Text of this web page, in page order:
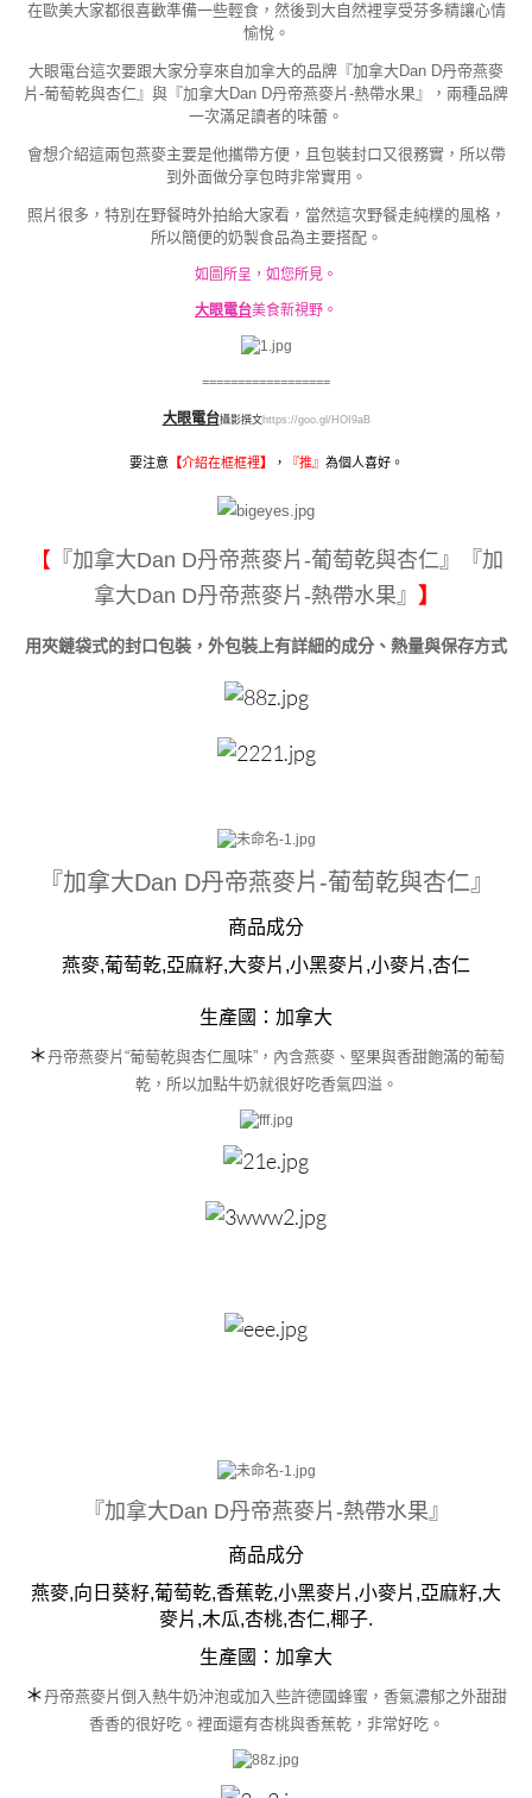
在歐美大家都很喜歡準備一些輕食，然後到大自然裡享受芬多精讓心情
愉悅。
大眼電台這次要跟大家分享來自加拿大的品牌『加拿大Dan D丹帝燕麥
片-葡萄乾與杏仁』與『加拿大Dan D丹帝燕麥片-熱帶水果』，兩種品牌
一次滿足讀者的味蕾。
會想介紹這兩包燕麥主要是他攜帶方便，且包裝封口又很務實，所以帶
到外面做分享包時非常實用。
照片很多，特別在野餐時外拍給大家看，當然這次野餐走純樸的風格，
所以簡便的奶製食品為主要搭配。
如圖所呈，如您所見。
大眼電台美食新視野。
==================
大眼電台攝影撰文https://goo.gl/HOI9aB
要注意【介紹在框框裡】 ， 『推』 為個人喜好。
【 『加拿大Dan D丹帝燕麥片-葡萄乾與杏仁』『加
拿大Dan D丹帝燕麥片-熱帶水果』 】
用夾鏈袋式的封口包裝，外包裝上有詳細的成分、熱量與保存方式
​『加拿大Dan D丹帝燕麥片-葡萄乾與杏仁』
商品成分
燕麥,葡萄乾,亞麻籽,大麥片,小黑麥片,小麥片,杏仁
生產國： 加拿大
＊丹帝燕麥片“葡萄乾與杏仁風味”，內含燕麥、堅果與香甜飽滿的葡萄
乾，所以加點牛奶就很好吃香氣四溢。
『加拿大Dan D丹帝燕麥片-熱帶水果』
商品成分
燕麥,向日葵籽,葡萄乾,香蕉乾,小黑麥片,小麥片,亞麻籽,大
麥片,木瓜,杏桃,杏仁,椰子.
生產國： 加拿大
＊丹帝燕麥片倒入熱牛奶沖泡或加入些許德國蜂蜜，香氣濃郁之外甜甜
香香的很好吃。裡面還有杏桃與香蕉乾，非常好吃。